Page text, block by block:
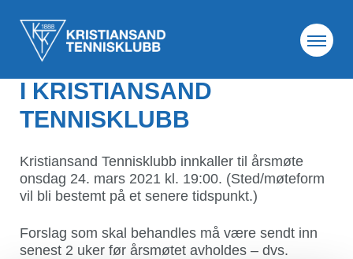
22. feb. 2021
INNKALLING TIL ÅRSMØTE
I KRISTIANSAND
TENNISKLUBB
Kristiansand Tennisklubb innkaller til årsmøte
onsdag 24. mars 2021 kl. 19:00. (Sted/møteform
vil bli bestemt på et senere tidspunkt.)
Forslag som skal behandles må være sendt inn
senest 2 uker før årsmøtet avholdes – dvs.